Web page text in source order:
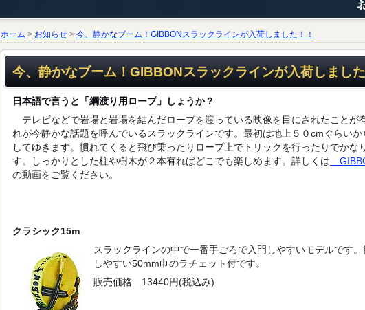
ホーム > お知らせ > 今、静かなブーム！GIBBONスラックラインが入荷しました！！
今、静かなブーム！GIBBONスラックラインが入荷しまし
日本語で言うと「綱渡り用ロープ」しょうか？
テレビなどで岩場と岩場を結んだロープを渡っている映像を目にされたことが
れが今静かな話題を呼んでいるスラックラインです。最初は地上５０cmぐらいか
してゆきます。慣れてくると飛び乗ったりロープ上でトリックを行ったりでかな
す。しっかりとした柱や樹木が２本有ればどこでも楽しめます。詳しくは
の動画をご覧ください。
クラシック15m
スラックラインの中で一番手ごろで入門しやすいモデルです
しやすい50mm巾のラチェット付です。
販売価格 13440円(税込み)